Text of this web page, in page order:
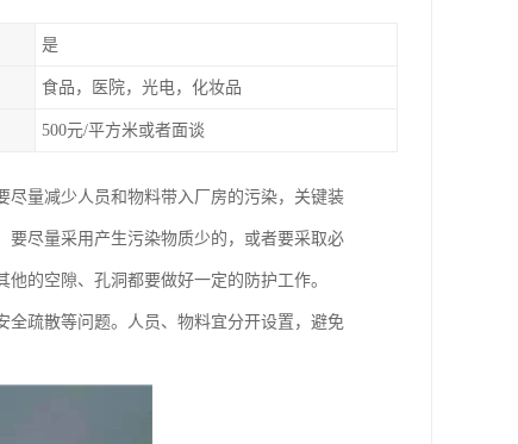
是
食品，医院，光电，化妆品
500元/平方米或者面谈
尽量减少人员和物料带入厂房的污染，关键装
要尽量采用产生污染物质少的，或者要采取必
的空隙、孔洞都要做好一定的防护工作。
全疏散等问题。人员、物料宜分开设置，避免